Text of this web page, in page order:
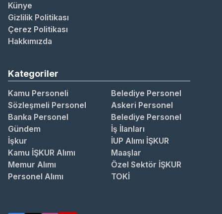
Künye
Gizlilik Politikası
Çerez Politikası
Hakkımızda
Kategoriler
Kamu Personeli
Belediye Personel
Sözleşmeli Personel
Askeri Personel
Banka Personel
Belediye Personel
Gündem
İş İlanları
İşkur
İUP Alımı İŞKUR
Kamu İŞKUR Alımı
Maaşlar
Memur Alımı
Özel Sektör İŞKUR
Personel Alımı
TOKİ